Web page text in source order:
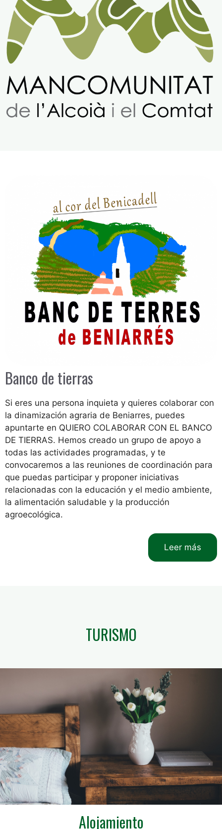
Banco de tierras
Si eres una persona inquieta y quieres colaborar con
la dinamización agraria de Beniarres, puedes
apuntarte en QUIERO COLABORAR CON EL BANCO
DE TIERRAS. Hemos creado un grupo de apoyo a
todas las actividades programadas, y te
convocaremos a las reuniones de coordinación para
que puedas participar y proponer iniciativas
relacionadas con la educación y el medio ambiente,
la alimentación saludable y la producción
agroecológica.
Leer más
TURISMO
Alojamiento